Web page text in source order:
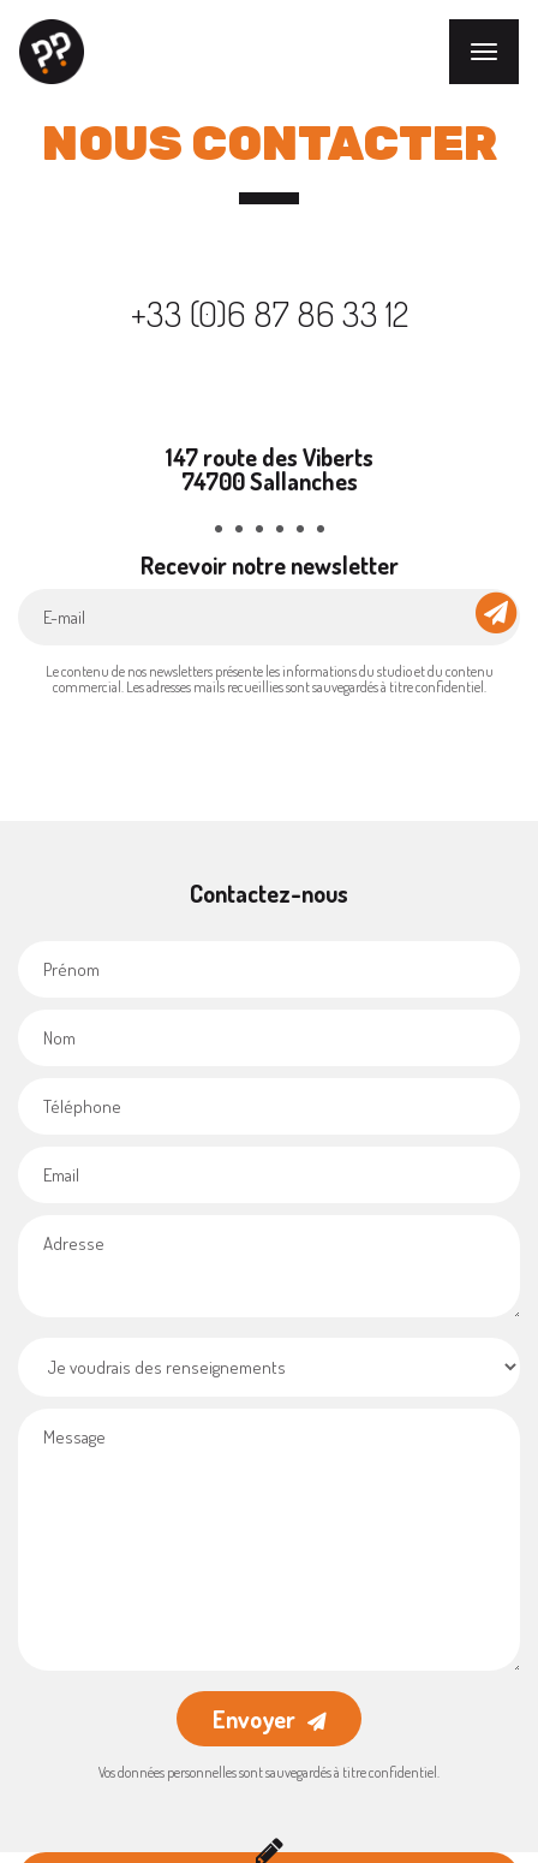
NOUS CONTACTER
+33 (0)6 87 86 33 12
147 route des Viberts
74700 Sallanches
Recevoir notre newsletter
Le contenu de nos newsletters présente les informations du studio et du contenu
commercial. Les adresses mails recueillies sont sauvegardés à titre confidentiel.
Contactez-nous
Envoyer
Vos données personnelles sont sauvegardés à titre confidentiel.